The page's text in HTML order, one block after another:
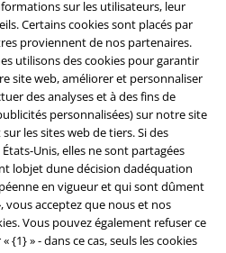
sur les utilisateurs, leur
Certains cookies sont placés par
proviennent de nos partenaires.
utilisons des cookies pour garantir
site web, améliorer et personnaliser
des analyses et à des fins de
personnalisées) sur notre site
les sites web de tiers. Si des
Unis, elles ne sont partagées
lobjet dune décision dadéquation
en vigueur et qui sont dûment
vous acceptez que nous et nos
Vous pouvez également refuser ce
» - dans ce cas, seuls les cookies